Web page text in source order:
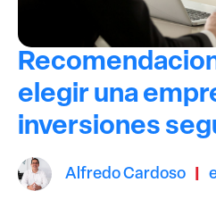
elegir una
inversiones
Alfredo Cardoso